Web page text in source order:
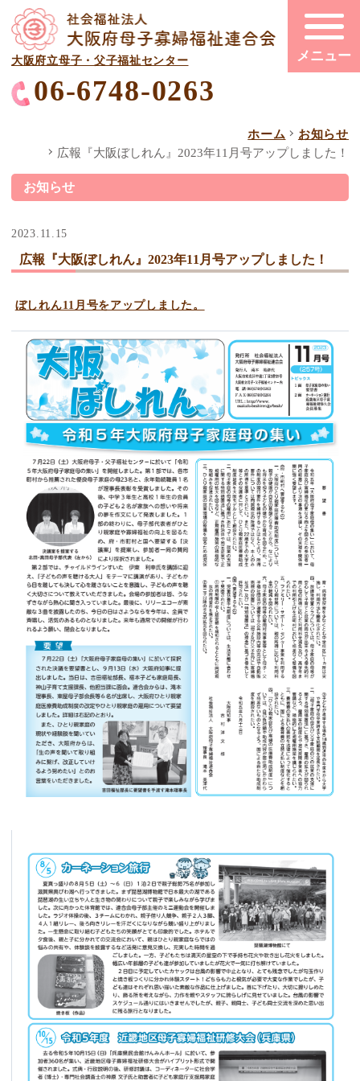
大阪府立母子・父子福祉センター
06-6748-0263
ホーム
お知らせ
広報『大阪ぼしれん』2023年11月号アップしました！
お知らせ
2023.11.15
広報『大阪ぼしれん』2023年11月号アップしました！
ぼしれん11月号をアップしました。